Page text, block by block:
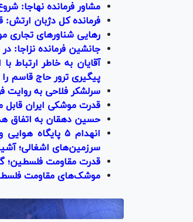
مشاور فرمانده نهاجا:
فرمانده کل دژبان ارتش:
رهایی شناور‌های تجاری
جانشین فرمانده نزاجا:
آقایان به خاطر ارتباط
پیگیری ترور حاج قاسم
سرلشکر فلاحی به روایت
قدرت موشکی ایران
حسین دهقان به اتفاق همسرش در انتخابات
انهدام ۵
سرزمین‌های اشغالی؛
قدرت مقاومت فلسطین؛
موشک‌های مقاومت